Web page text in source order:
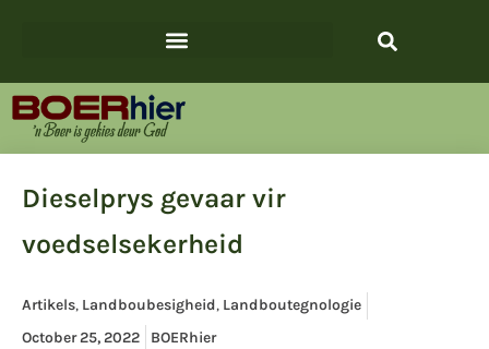
Dieselprys gevaar vir
voedselsekerheid
Artikels, Landboubesigheid, Landboutegnologie
October 25, 2022
BOERhier